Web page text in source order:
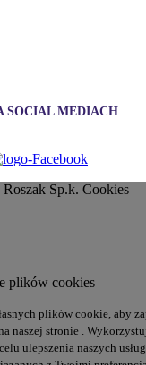
SOCIAL MEDIACH
Cookies
plików cookies
plików cookie, aby
naszej stronie .
ulepszenia naszych